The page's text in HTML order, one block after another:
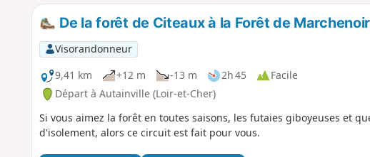
De la forêt de Citeaux à la Forêt de Marchenoir
Visorandonneur
9,41 km
+12 m -13 m 2h 45
Facile
Départ à Autainville (Loir-et-Cher)
Si vous aimez la forêt en toutes saisons, les futaies giboyeuses et
d'isolement, alors ce circuit est fait pour vous.